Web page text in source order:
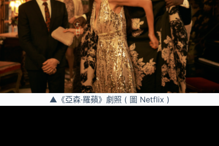
▲《亞森·羅蘋》劇照 ( 圖 Netflix )